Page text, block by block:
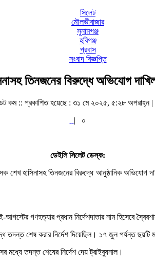
সিলেট
মৌলভীবাজার
সুনামগঞ্জ
হবিগঞ্জ
প্রবাস
সংবাদ বিজ্ঞপ্তি
তিনজনের বিরুদ্ধে অভিযোগ
কম :: প্রকাশিত হয়েছে : ৩১ মে ২০২৫, ৫:২৮ অপরাহ্ন
|
০
ডেইলি সিলেট ডেস্ক:
শেখ হাসিনাসহ তিনজনের বিরুদ্ধে আনুষ্ঠানিক
গণহত্যার প্রধান নির্দেশদাতার নাম হিসেবে
শেষ করার নির্দেশ দিয়েছিল। ১৭ জুন পর্যন্ত ছয়টি
মধ্যে তদন্ত শেষের নির্দেশ দেয় ট্রাইব্যুনাল।